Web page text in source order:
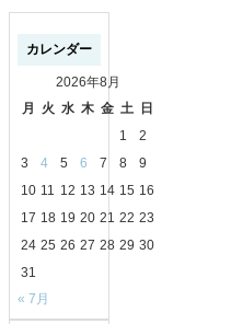
カレンダー
2026年8月
月
火 水 木 金 土
日
1
2
3
4 5 6 7 8
9
10 11 12 13 14 15 16
17 18 19 20 21 22 23
24 25 26 27 28 29 30
31
« 7月